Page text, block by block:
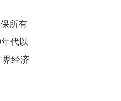
所有
代以
经济